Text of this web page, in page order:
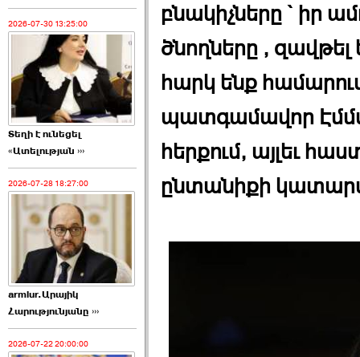
2026-07-30 13:25:00
Տեղի է ունեցել
«Ատելության ›››
2026-07-28 18:27:00
armlur.Արայիկ
Հարությունյանը ›››
2026-07-22 20:00:00
բնակիչները ` իր
ծնողները ,
հարկ ենք
պատգամավոր Էմմա
հերքում, այլեւ
ընտանիքի